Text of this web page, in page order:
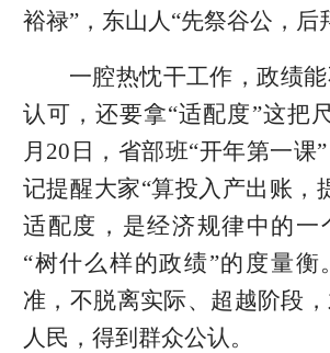
裕禄”，东山人“先祭谷公，后
一腔热忱干工作，政绩
认可，还要拿“适配度”这把
月20日，省部班“开年第一课
记提醒大家“算投入产出账，
适配度，是经济规律中的一
“树什么样的政绩”的度量衡
准，不脱离实际、超越阶段
人民，得到群众公认。